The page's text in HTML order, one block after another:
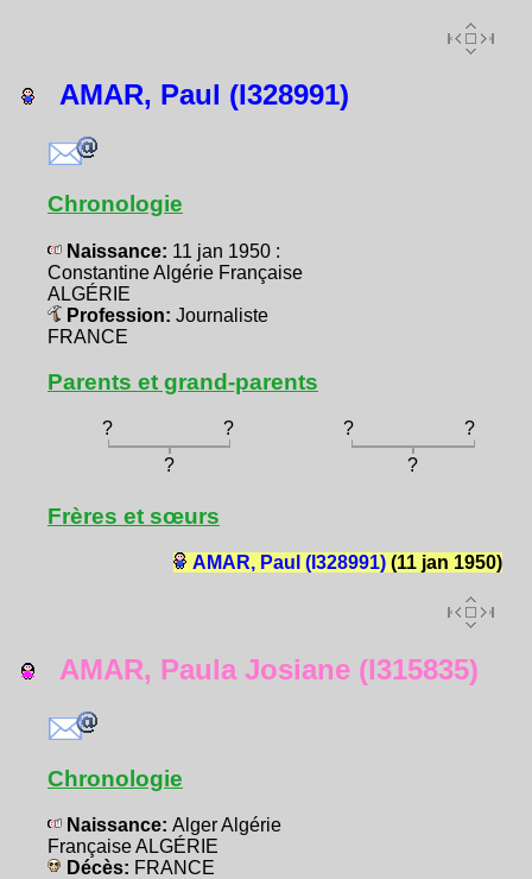
AMAR, Paul (I328991)
Chronologie
Naissance: 11 jan 1950 :
Constantine Algérie Française
ALGÉRIE
Profession: Journaliste
FRANCE
Parents et grand-parents
? ? ?
?
?
?
Frères et sœurs
AMAR, Paul (I328991)(11 jan 1950)
AMAR, Paula Josiane (I315835)
Chronologie
Naissance: Alger Algérie
Française ALGÉRIE
Décès: FRANCE